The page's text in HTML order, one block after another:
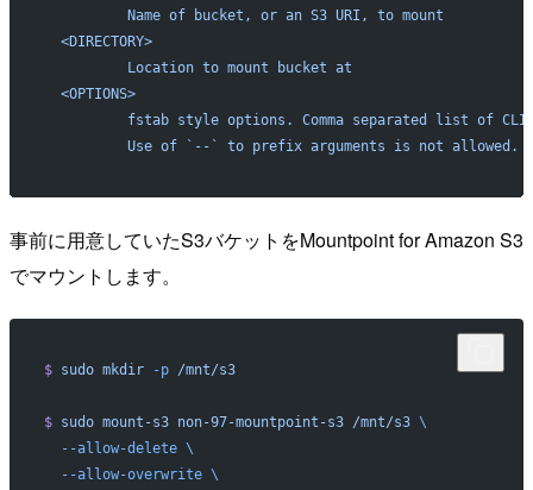
          Name of bucket, or an S3 URI, to mount
  <DIRECTORY>
          Location to mount bucket at
  <OPTIONS>
fstab style options. Comma separated list of
          Use of `--` to prefix arguments is not allowed.
事前に用意していたS3バケットをMountpoint for Amazon S3
でマウントします。
$ sudo mkdir -p /mnt/s3
$ sudo mount-s3 non-97-mountpoint-s3 /mnt/s3 \
  --allow-delete
\
  --allow-overwrite
\